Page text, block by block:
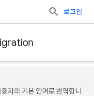
로그인
자의 기본 언어로 번역합니